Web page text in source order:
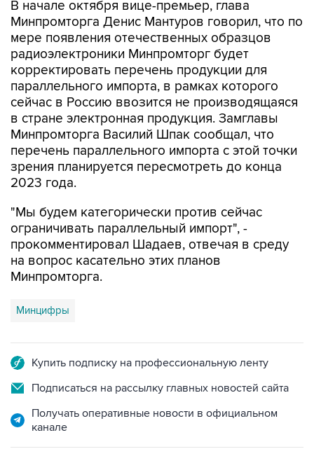
мере появления отечественных образцов
радиоэлектроники Минпромторг будет
корректировать перечень продукции для
параллельного импорта, в рамках которого
сейчас в Россию ввозится не производящаяся
в стране электронная продукция. Замглавы
Минпромторга Василий Шпак сообщал, что
перечень параллельного импорта с этой точки
зрения планируется пересмотреть до конца
2023 года.
"Мы будем категорически против сейчас
прокомментировал Шадаев, отвечая в среду
на вопрос касательно этих планов
Минпромторга.
Минцифры
Подписаться на рассылку главных новостей сайта
Получать оперативные новости в официальном